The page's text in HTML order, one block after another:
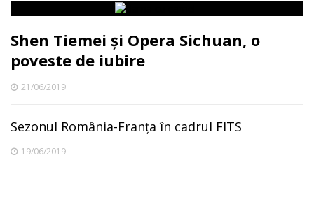
Shen Tiemei și Opera Sichuan, o
poveste de iubire
21/06/2019
Sezonul România-Franța în cadrul FITS
19/06/2019